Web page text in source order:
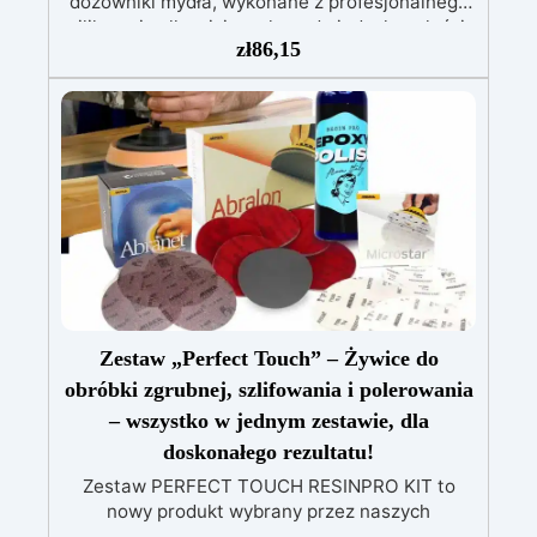
silikonu i całkowicie wolne od niedoskonałości.
Dostępne w kształcie okrągłym i kwadratowym.
Nieodkształcalna forma silikonowa,
charakteryzująca się dużą wytrzymałością i
trwałością. Rodzaj techniki ręcznej: Kreacja w
kształcie dozownika mydła. Materiał: silikon
Wielokrotnego użytku, nieprzywierająca, łatwa
w użyciu i czyszczeniu. Uwaga: Do czyszczenia
nie należy używać agresywnych
rozpuszczalników.
zł86,15
Zestaw „Perfect Touch” – Żywice do
obróbki zgrubnej, szlifowania i polerowania
– wszystko w jednym zestawie, dla
doskonałego rezultatu!
Zestaw PERFECT TOUCH RESINPRO KIT to
nowy produkt wybrany przez naszych